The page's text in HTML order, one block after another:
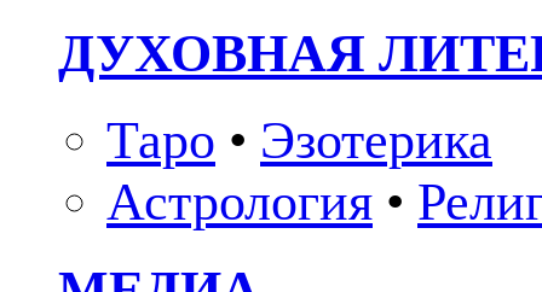
ДУХОВНАЯ
Таро • Эзотерика
Астрология •